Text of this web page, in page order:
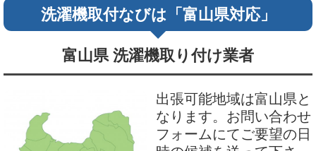
洗濯機取付なびは「富山県対応」
富山県 洗濯機取り付け業者
出張可能地域は富山県と
なります。お問い合わせ
フォームにてご要望の日